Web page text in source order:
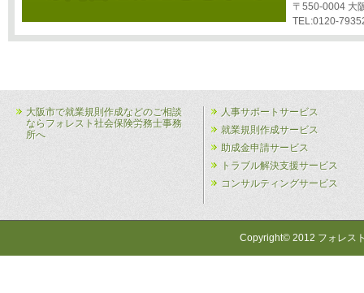
〒550-0004 大
TEL:0120-
大阪市で就業規則作成などのご相談
ならフォレスト社会保険労務士事務
所へ
人事サポートサービス
就業規則作成サービス
助成金申請サービス
トラブル解決支援サービス
コンサルティングサービス
Copyright© 2012 フォレス